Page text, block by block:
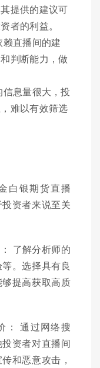
提供的建议可
者的利益。
直播间的建
判断能力，做
息量很大，投
难以有效筛选
白银期货直播
资者来说至关
了解分析师的
。选择具有良
提高获取高质
： 通过网络搜
资者对直播间
和恶意攻击，